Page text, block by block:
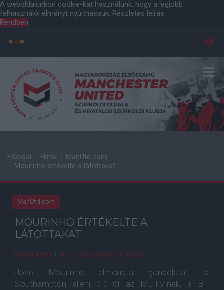
A weboldalunkon cookie-kat használunk, hogy a legjobb
felhasználói élményt nyújthassuk. Részletes leírás
Rendben
Főoldal Hírek
ManUtd.com
Mourinho értékelte a látottakat
ManUtd.com
MOURINHO ÉRTÉKELTE A
LÁTOTTAKAT
Balog Attila • 2017. december. 31. 08:32
Jose Mourinho elmondta gondolatait a
Southampton elleni 0-0-ról az MUTV-nek, a BT